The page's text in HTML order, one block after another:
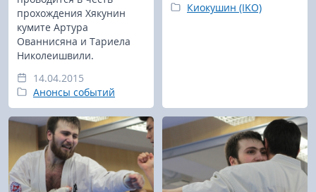
прохождения Хякунин
кумите Артура
Ованнисяна и Тариела
Николеишвили.
14.04.2015
Анонсы событий
Киокушин (IKO)